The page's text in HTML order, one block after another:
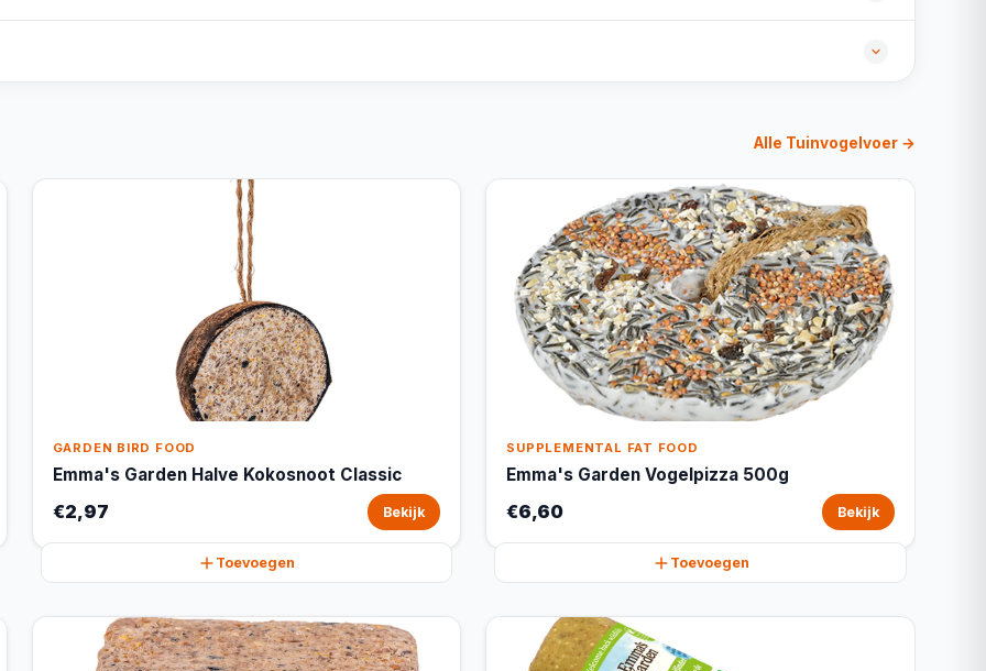
Alle Tuinvogelvoer →
GARDEN BIRD FOOD
Emma's Garden Halve Kokosnoot Classic
€2,97 Bekijk
Toevoegen
SUPPLEMENTAL FAT FOOD
Emma's Garden Vogelpizza 500g
€6,60 Bekijk
Toevoegen